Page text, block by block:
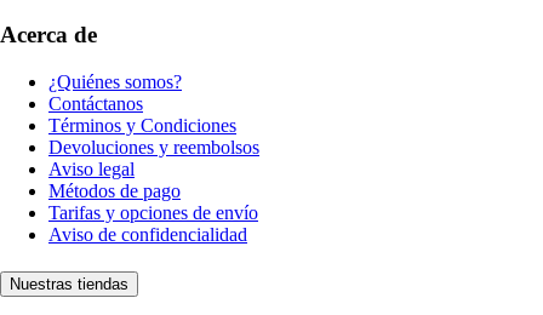
Acerca de
¿Quiénes somos?
Contáctanos
Términos y Condiciones
Devoluciones y reembolsos
Aviso legal
Métodos de pago
Tarifas y opciones de envío
Aviso de confidencialidad
Nuestras tiendas